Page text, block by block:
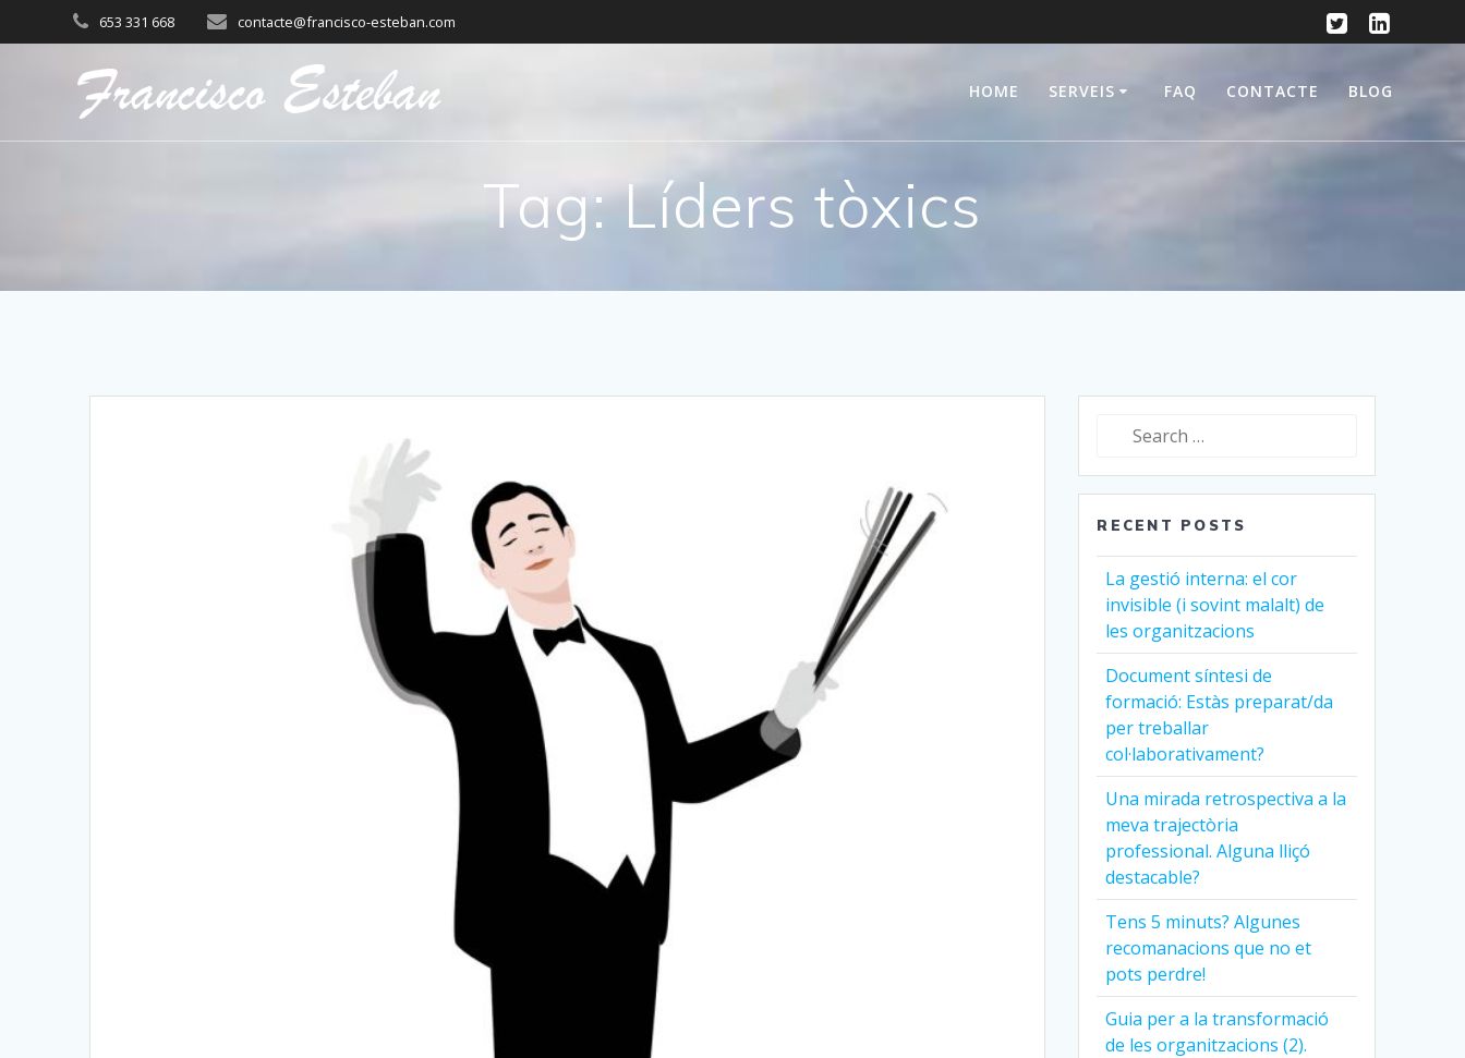
653 331 668 contacte@francisco-esteban.com
HOME SERVEIS FAQ CONTACTE BLOG
Tag:Líders tòxics
Search
RECENT POSTS
La gestió interna: el cor
invisible (i sovint malalt) de
les organitzacions
Document síntesi de
formació: Estàs preparat/da
per treballar
col·laborativament?
Una mirada retrospectiva a la
meva trajectòria
professional. Alguna lliçó
destacable?
Tens 5 minuts? Algunes
recomanacions que no et
pots perdre!
Guia per a la transformació
de les organitzacions (2).